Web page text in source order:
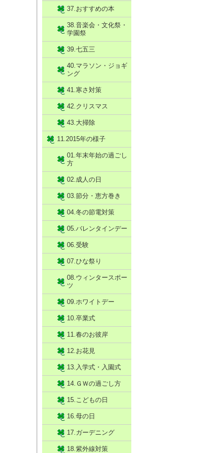
37.おすすめの本
38.音楽会・文化祭・
学園祭
39.七五三
40.マラソン・ジョギ
ング
41.寒さ対策
42.クリスマス
43.大掃除
11.2015年の様子
01.年末年始の過ごし
方
02.成人の日
03.節分・恵方巻き
04.冬の節電対策
05.バレンタインデー
06.受験
07.ひな祭り
08.ウィンタースポー
ツ
09.ホワイトデー
10.卒業式
11.春のお彼岸
12.お花見
13.入学式・入園式
14.ＧＷの過ごし方
15.こどもの日
16.母の日
17.ガーデニング
18.紫外線対策